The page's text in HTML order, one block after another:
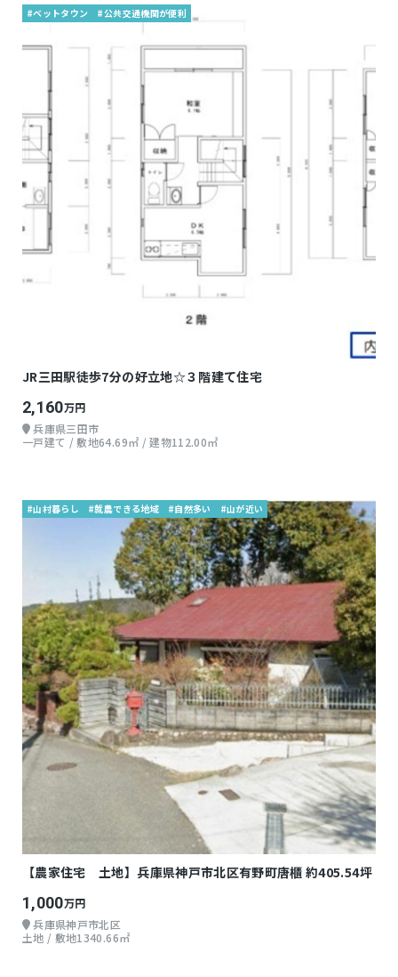
#ベットタウン #公共交通機関が便利
JR三田駅徒歩7分の好立地☆３階建て住宅
2,160万円
兵庫県三田市
一戸建て / 敷地64.69㎡ / 建物112.00㎡
#山村暮らし #就農できる地域 #自然多い #山が近い
【農家住宅 土地】兵庫県神戸市北区有野町唐櫃 約405.54坪
1,000万円
兵庫県神戸市北区
土地 / 敷地1340.66㎡